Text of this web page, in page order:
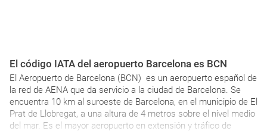
El código IATA del aeropuerto Barcelona es BCN
El Aeropuerto de Barcelona (BCN) es un aeropuerto español de
la red de AENA que da servicio a la ciudad de Barcelona. Se
encuentra 10 km al suroeste de Barcelona, en el municipio de El
Prat de Llobregat, a una altura de 4 metros sobre el nivel medio
del mar. Es el mayor aeropuerto en extensión y tráfico de